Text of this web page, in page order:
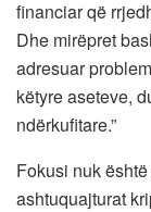
financiar që
Dhe mirëpret
adresuar
këtyre aseteve,
ndërkufitare.”
Fokusi nuk
ashtuquajturat